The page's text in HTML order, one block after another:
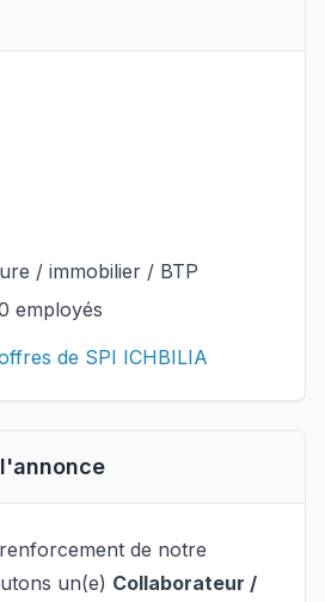
/ immobilier / BTP
employés
de SPI ICHBILIA
de notre
un(e) Collaborateur /